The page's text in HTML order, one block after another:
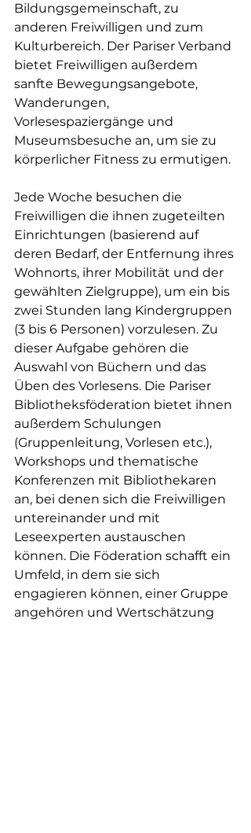
Bildungsgemeinschaft, zu
anderen Freiwilligen und zum
Kulturbereich. Der Pariser Verband
bietet Freiwilligen außerdem
sanfte Bewegungsangebote,
Wanderungen,
Vorlesespaziergänge und
Museumsbesuche an, um sie zu
körperlicher Fitness zu ermutigen.
Jede Woche besuchen die
Freiwilligen die ihnen zugeteilten
Einrichtungen (basierend auf
deren Bedarf, der Entfernung ihres
Wohnorts, ihrer Mobilität und der
gewählten Zielgruppe), um ein bis
zwei Stunden lang Kindergruppen
(3 bis 6 Personen) vorzulesen. Zu
dieser Aufgabe gehören die
Auswahl von Büchern und das
Üben des Vorlesens. Die Pariser
Bibliotheksföderation bietet ihnen
außerdem Schulungen
(Gruppenleitung, Vorlesen etc.),
Workshops und thematische
Konferenzen mit Bibliothekaren
an, bei denen sich die Freiwilligen
untereinander und mit
Leseexperten austauschen
können. Die Föderation schafft ein
Umfeld, in dem sie sich
engagieren können, einer Gruppe
angehören und Wertschätzung